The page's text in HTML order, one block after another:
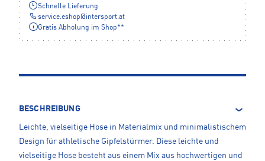
Schnelle Lieferung
service.eshop@intersport.at
Gratis Abholung im Shop**
BESCHREIBUNG
Leichte, vielseitige Hose in Materialmix und minimalistischem
Design für athletische Gipfelstürmer. Diese leichte und
vielseitige Hose besteht aus einem Mix aus hochwertigen und